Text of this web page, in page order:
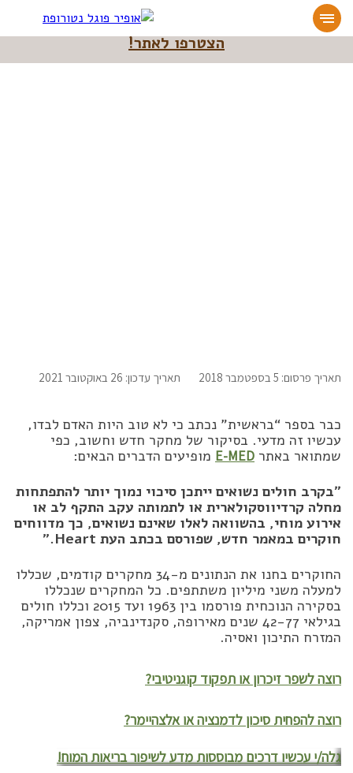
מעוניינים להעמיק או להתחיל דרך חיים בריאה?
הצטרפו לאתר!
תאריך פרסום: 5 בספטמבר 2018 תאריך עדכון: 26 באוקטובר 2021
כבר בספר “בראשית” נכתב כי לא טוב היות האדם לבדו,
עכשיו זה מדעי. בסיקור של מחקר חדש וחשוב, כפי
שמתואר באתר E-MED מופיעים הדברים הבאים:
״בקרב חולים נשואים ייתכן סיכוי נמוך יותר להתפתחות
מחלה קרדיווסקולארית או לתמותה עקב התקף לב או
אירוע מוחי, בהשוואה לאלו שאינם נשואים, כך מדווחים
חוקרים במאמר חדש, שפורסם בכתב העת Heart.”
החוקרים בחנו את הנתונים מ-34 מחקרים קודמים, שכללו
למעלה משני מיליון משתתפים. כל המחקרים שנכללו
בסקירה הנוכחית פורסמו בין 1963 ועד 2015 וכללו חולים
בגילאי 42-77 שנים מאירופה, סקנדינביה, צפון אמריקה,
המזרח התיכון ואסיה.
רוצה לשפר זיכרון או תפקוד קוגניטיבי?
רוצה להפחית סיכון לדמנציה או אלצהיימר?
גלה/י עכשיו דרכים מבוססות מדע לשיפור בריאות המוח!